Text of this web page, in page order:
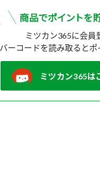
ミツカン365に会員
ーコードを読み取ると ポ
ミツカン365は